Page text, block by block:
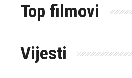
Top filmovi
Vijesti